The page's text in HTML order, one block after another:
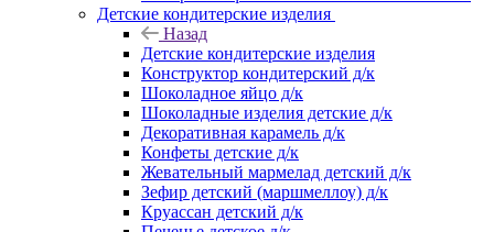
Детские кондитерские изделия
Назад
Детские кондитерские изделия
Конструктор кондитерский д/к
Шоколадное яйцо д/к
Шоколадные изделия детские д/к
Декоративная карамель д/к
Конфеты детские д/к
Жевательный мармелад детский д/к
Зефир детский (маршмеллоу) д/к
Круассан детский д/к